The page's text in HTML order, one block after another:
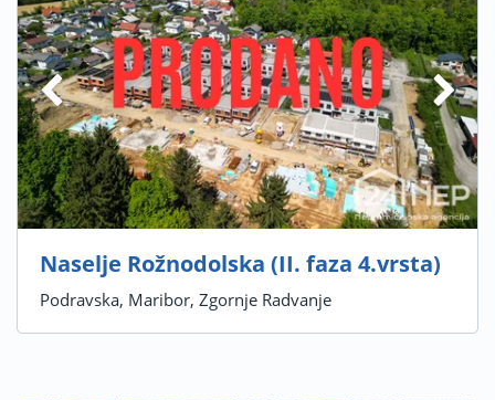
Naselje Rožnodolska (II. faza 4.vrsta)
Podravska, Maribor, Zgornje Radvanje